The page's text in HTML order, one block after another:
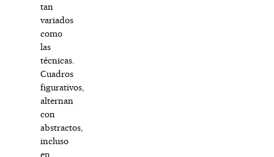
tan
variados
como
las
técnicas.
Cuadros
figurativos,
alternan
con
abstractos,
incluso
en